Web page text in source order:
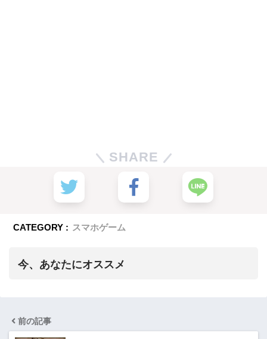
SHARE
CATEGORY : スマホゲーム
今、あなたにオススメ
前の記事